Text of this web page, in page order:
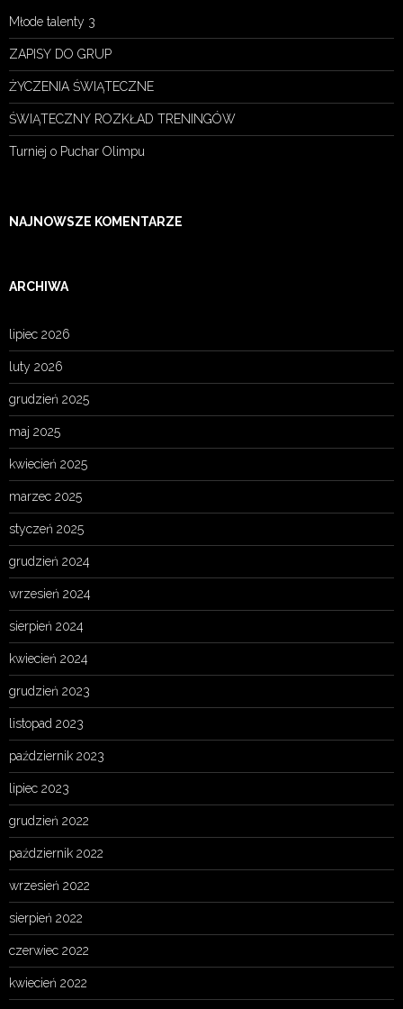
Młode talenty 3
ZAPISY DO GRUP
ŻYCZENIA ŚWIĄTECZNE
ŚWIĄTECZNY ROZKŁAD TRENINGÓW
Turniej o Puchar Olimpu
NAJNOWSZE KOMENTARZE
ARCHIWA
lipiec 2026
luty 2026
grudzień 2025
maj 2025
kwiecień 2025
marzec 2025
styczeń 2025
grudzień 2024
wrzesień 2024
sierpień 2024
kwiecień 2024
grudzień 2023
listopad 2023
październik 2023
lipiec 2023
grudzień 2022
październik 2022
wrzesień 2022
sierpień 2022
czerwiec 2022
kwiecień 2022